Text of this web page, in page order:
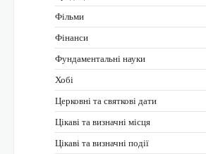
Фільми
Фінанси
Фундаментальні науки
Хобі
Церковні та святкові дати
Цікаві та визначні місця
Цікаві та визначні події